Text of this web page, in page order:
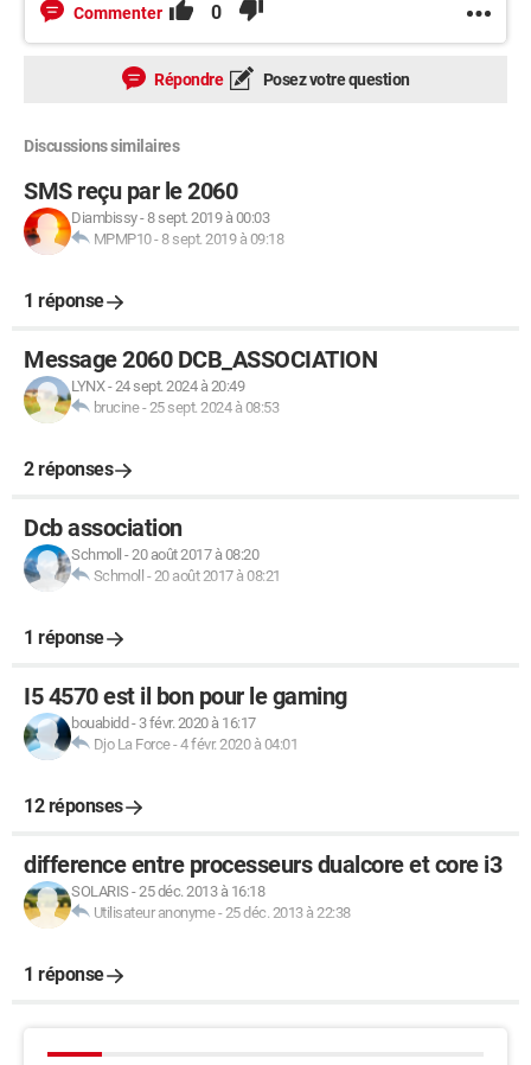
Commenter 0
Répondre Posez votre question
Discussions similaires
SMS reçu par le 2060
Diambissy-8 sept. 2019 à 00:03
MPMP10- 8 sept. 2019 à 09:18
1 réponse
Message 2060 DCB_ASSOCIATION
LYNX-24 sept. 2024 à 20:49
brucine-25 sept. 2024 à 08:53
2 réponses
Dcb association
Schmoll -20 août 2017 à 08:20
Schmoll -20 août 2017 à 08:21
1 réponse
I5 4570 est il bon pour le gaming
bouabidd - 3 févr. 2020 à 16:17
Djo La Force-4 févr. 2020 à 04:01
12 réponses
difference entre processeurs dualcore et core i3
SOLARIS -25 déc. 2013 à 16:18
Utilisateur anonyme-25 déc. 2013 à 22:38
1 réponse